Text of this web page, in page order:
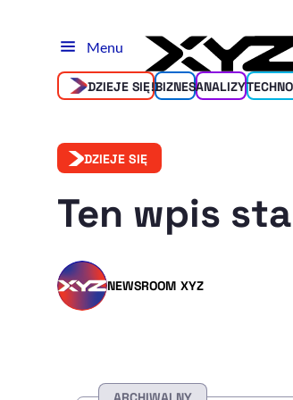
Menu
DZIEJE SIĘ!BIZNESANALIZY
DZIEJE SIĘ
Ten wpis
NEWSROOM XYZ